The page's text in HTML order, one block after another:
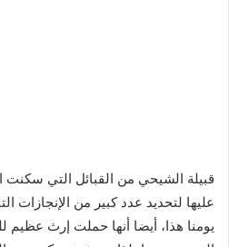
قبيلة الشيحي من القبائل التي سكنت
عليها لتحديد عدد كبير من الإنجازات
يومنا هذا، أيضا أنها حملت إرث عظيم